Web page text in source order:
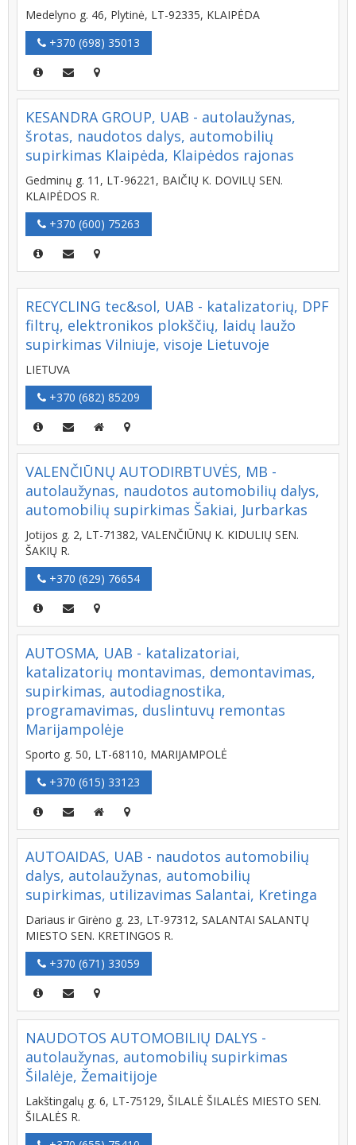
Medelyno g. 46, Plytinė, LT-92335, KLAIPĖDA
+370 (698) 35013
KESANDRA GROUP, UAB - autolaužynas,
šrotas, naudotos dalys, automobilių
supirkimas Klaipėda, Klaipėdos rajonas
Gedminų g. 11, LT-96221, BAIČIŲ K. DOVILŲ SEN.
KLAIPĖDOS R.
+370 (600) 75263
RECYCLING tec&sol, UAB - katalizatorių, DPF
filtrų, elektronikos plokščių, laidų laužo
supirkimas Vilniuje, visoje Lietuvoje
LIETUVA
+370 (682) 85209
VALENČIŪNŲ AUTODIRBTUVĖS, MB -
autolaužynas, naudotos automobilių dalys,
automobilių supirkimas Šakiai, Jurbarkas
Jotijos g. 2, LT-71382, VALENČIŪNŲ K. KIDULIŲ SEN.
ŠAKIŲ R.
+370 (629) 76654
AUTOSMA, UAB - katalizatoriai,
katalizatorių montavimas, demontavimas,
supirkimas, autodiagnostika,
programavimas, duslintuvų remontas
Marijampolėje
Sporto g. 50, LT-68110, MARIJAMPOLĖ
+370 (615) 33123
AUTOAIDAS, UAB - naudotos automobilių
dalys, autolaužynas, automobilių
supirkimas, utilizavimas Salantai, Kretinga
Dariaus ir Girėno g. 23, LT-97312, SALANTAI SALANTŲ
MIESTO SEN. KRETINGOS R.
+370 (671) 33059
NAUDOTOS AUTOMOBILIŲ DALYS -
autolaužynas, automobilių supirkimas
Šilalėje, Žemaitijoje
Lakštingalų g. 6, LT-75129, ŠILALĖ ŠILALĖS MIESTO SEN.
ŠILALĖS R.